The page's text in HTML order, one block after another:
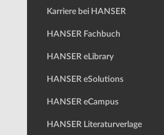
Karriere bei HANSER
HANSER Fachbuch
HANSER eLibrary
HANSER eSolutions
HANSER eCampus
HANSER Literaturverlage